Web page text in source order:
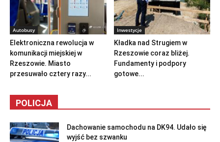
Autobusy
Elektroniczna rewolucja w
komunikacji miejskiej w
Rzeszowie. Miasto
przesuwało cztery razy...
Inwestycje
Kładka nad Strugiem w
Rzeszowie coraz bliżej.
Fundamenty i podpory
gotowe...
POLICJA
Dachowanie samochodu na DK94. Udało się
wyjść bez szwanku